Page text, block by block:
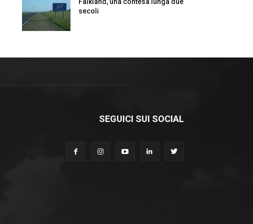
secoli
SEGUICI SUI SOCIAL